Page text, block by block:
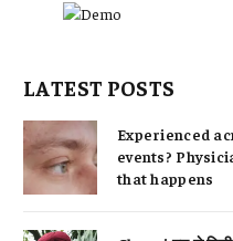
LATEST POSTS
Experienced
events?
that happens